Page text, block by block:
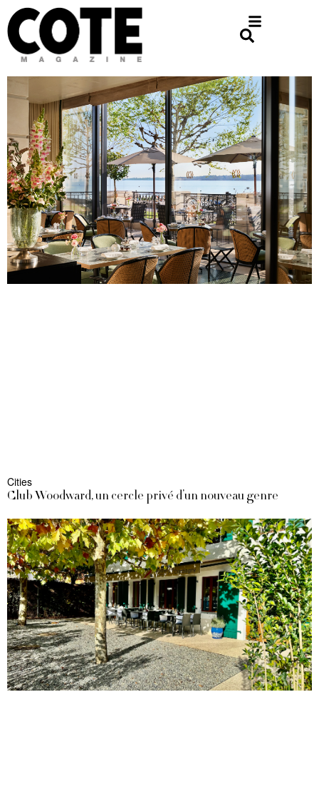
Cities
Club Woodward, un cercle privé d’un nouveau genre